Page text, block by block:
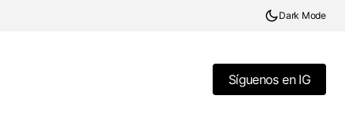
Dark Mode
Síguenos en IG